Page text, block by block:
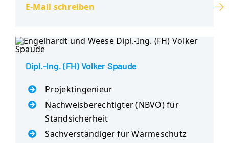
E-Mail schreiben
Dipl.-Ing. (FH) Volker Spaude
Projektingenieur
Nachweisberechtigter (NBVO) für
Standsicherheit
Sachverständiger für Wärmeschutz